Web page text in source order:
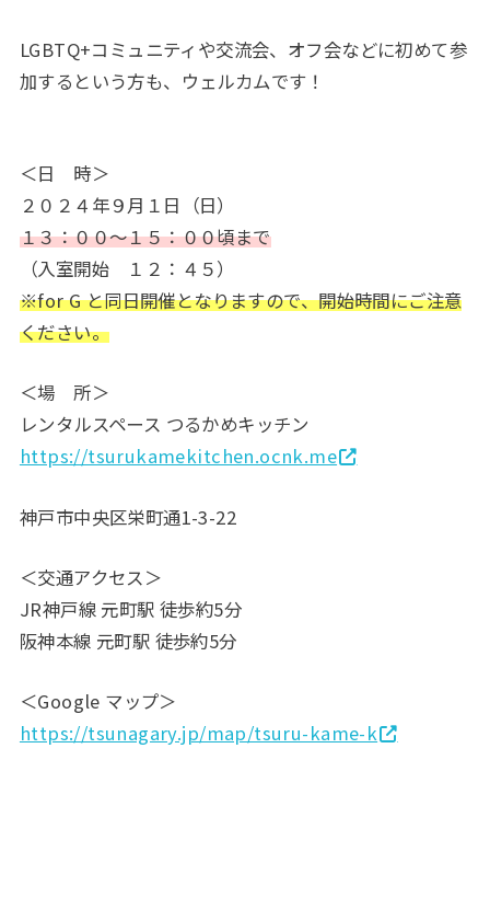
LGBTQ+コミュニティや交流会、オフ会などに初めて参
加するという方も、ウェルカムです！
＜日 時＞
２０２４年９月１日（日）
１３：００～１５：００頃まで
（入室開始 １２：４５）
※for G と同日開催となりますので、開始時間にご注意
ください。
＜場 所＞
レンタルスペース つるかめキッチン
https://tsurukamekitchen.ocnk.me
神戸市中央区栄町通1-3-22
＜交通アクセス＞
JR神戸線 元町駅 徒歩約5分
阪神本線 元町駅 徒歩約5分
＜Google マップ＞
https://tsunagary.jp/map/tsuru-kame-k